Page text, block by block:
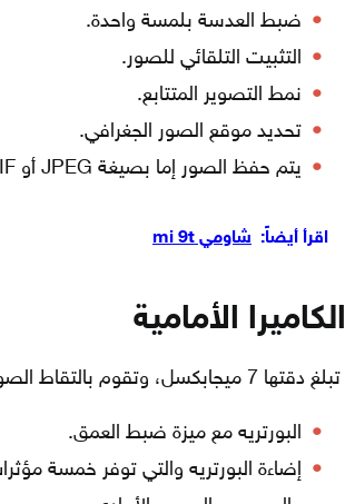
ضبط العدسة بلمسة واحدة.
التثبيت التلقائي للصور.
نمط التصوير المتتابع.
تحديد موقع الصور الجغرافي.
يتم حفظ الصور إما بصيغة JPEG أو HEIF.
اقرأ أيضاً: شاومي mi 9t
الكاميرا الأمامية
تبلغ دقتها 7 ميجابكسل، وتقوم بالتقاط الصور عبر مجموعة من التقنيات، ومنها:
البورتريه مع ميزة ضبط العمق.
إضاءة البورتريه والتي توفر خمسة